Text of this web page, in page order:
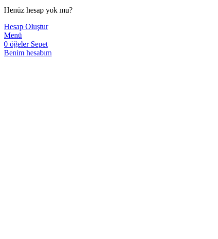
Henüz hesap yok mu?
Hesap Oluştur
Menü
0 öğeler Sepet
Benim hesabım